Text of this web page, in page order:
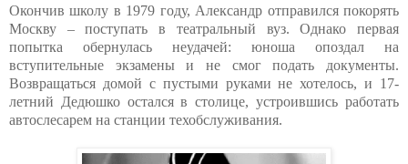
Окончив школу в 1979 году, Александр отправился покорять
Москву – поступать в театральный вуз. Однако первая
попытка обернулась неудачей: юноша опоздал на
вступительные экзамены и не смог подать документы.
Возвращаться домой с пустыми руками не хотелось, и 17-
летний Дедюшко остался в столице, устроившись работать
автослесарем на станции техобслуживания.